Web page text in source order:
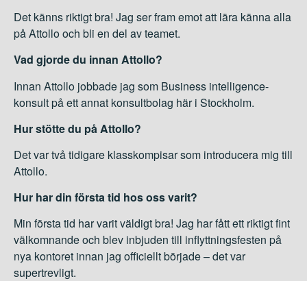
Det känns riktigt bra! Jag ser fram emot att lära känna alla
på Attollo och bli en del av teamet.
Vad gjorde du innan Attollo?
Innan Attollo jobbade jag som Business intelligence-
konsult på ett annat konsultbolag här i Stockholm.
Hur stötte du på Attollo?
Det var två tidigare klasskompisar som introducera mig till
Attollo.
Hur har din första tid hos oss varit?
Min första tid har varit väldigt bra! Jag har fått ett riktigt fint
välkomnande och blev inbjuden till inflyttningsfesten på
nya kontoret innan jag officiellt började – det var
supertrevligt.